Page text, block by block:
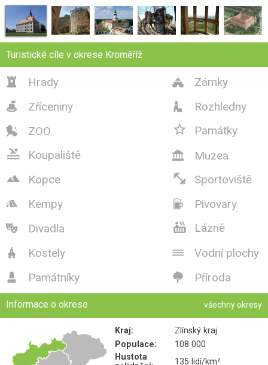
Turistické cíle v okrese Kroměříž
 Hrady  Zámky
 Zříceniny
 ZOO  Památky
 Koupaliště  Muzea
 Kopce  Sportoviště
 Kempy  Pivovary
 Divadla  Lázně
 Kostely  Vodní plochy
 Památníky  Příroda
Informace o okrese všechny okresy
Zlínský kraj
Populace:
108 000
zalidnění:
Rozloha:
796 km²
Počet obcí:
79
Okresní
Kroměříž